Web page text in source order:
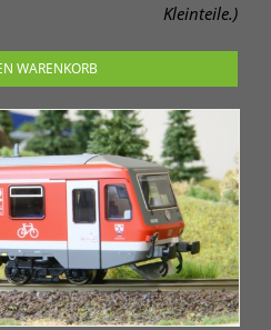
Kleinteile.)
WARENKORB